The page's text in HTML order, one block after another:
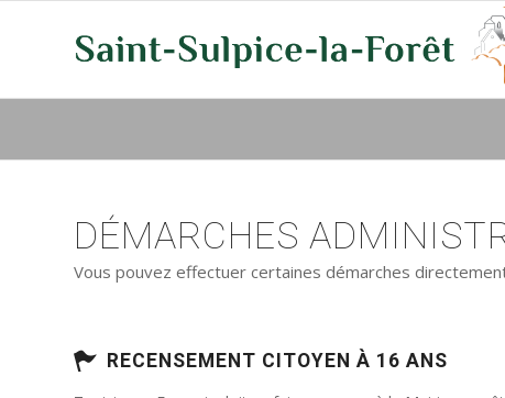
DÉMARCHES
Vous pouvez effectuer certaines démarches
RECENSEMENT CITOYEN À 16 ANS